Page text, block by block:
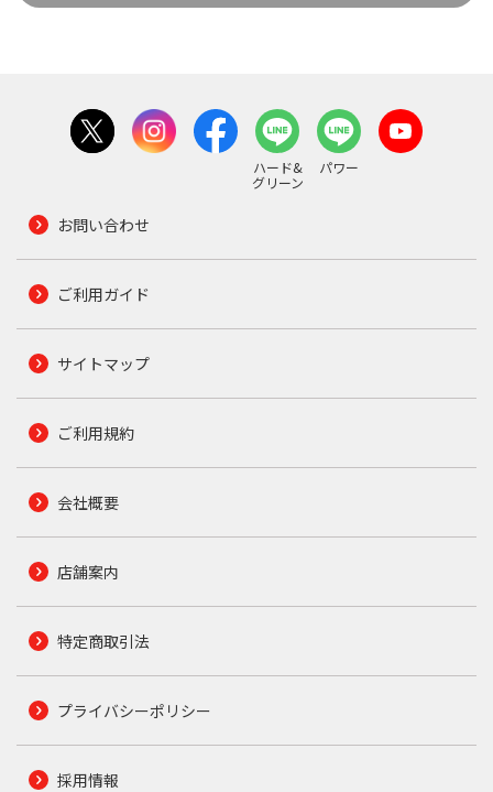
ハード&
グリーン
パワー
お問い合わせ
ご利用ガイド
サイトマップ
ご利用規約
会社概要
店舗案内
特定商取引法
プライバシーポリシー
採用情報